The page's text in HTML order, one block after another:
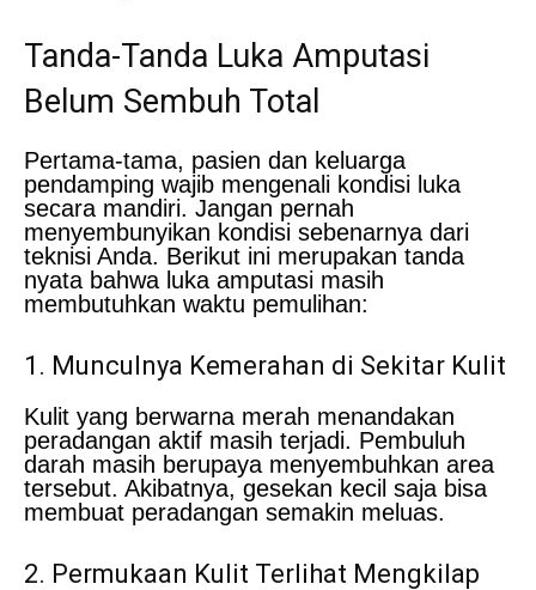
Tanda-Tanda Luka Amputasi
Belum Sembuh Total
Pertama-tama, pasien dan keluarga
pendamping wajib mengenali kondisi luka
secara mandiri. Jangan pernah
menyembunyikan kondisi sebenarnya dari
teknisi Anda. Berikut ini merupakan tanda
nyata bahwa luka amputasi masih
membutuhkan waktu pemulihan:
1. Munculnya Kemerahan di Sekitar Kulit
Kulit yang berwarna merah menandakan
peradangan aktif masih terjadi. Pembuluh
darah masih berupaya menyembuhkan area
tersebut. Akibatnya, gesekan kecil saja bisa
membuat peradangan semakin meluas.
2. Permukaan Kulit Terlihat Mengkilap